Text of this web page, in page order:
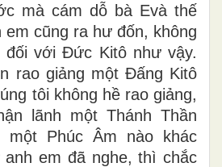
mà cám dỗ bà Evà thế
em cũng ra hư đốn, không
đối với Ðức Kitô như vậy.
rao giảng một Ðấng Kitô
tôi không hề rao giảng,
lãnh một Thánh Thần
một Phúc Âm nào khác
anh em đã nghe, thì chắc